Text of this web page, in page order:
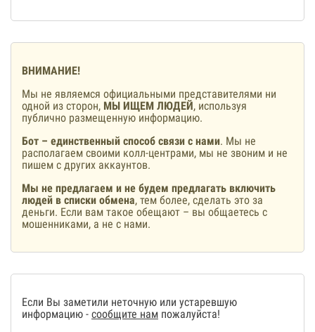
ВНИМАНИЕ!
Мы не являемся официальными представителями ни
одной из сторон, МЫ ИЩЕМ ЛЮДЕЙ, используя
публично размещенную информацию.
Бот – единственный способ связи с нами. Мы не
располагаем своими колл-центрами, мы не звоним и не
пишем с других аккаунтов.
Мы не предлагаем и не будем предлагать включить
людей в списки обмена, тем более, сделать это за
деньги. Если вам такое обещают – вы общаетесь с
мошенниками, а не с нами.
Если Вы заметили неточную или устаревшую
информацию - сообщите нам пожалуйста!